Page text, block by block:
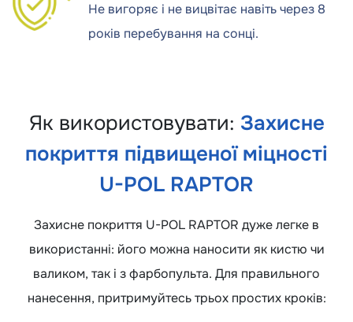
Не вигоряє і не вицвітає навіть через 8
років перебування на сонці.
Як використовувати: Захисне
покриття підвищеної міцності
U-POL RAPTOR
Захисне покриття U-POL RAPTOR дуже легке в
використанні: його можна наносити як кистю чи
валиком, так і з фарбопульта. Для правильного
нанесення, притримуйтесь трьох простих кроків: